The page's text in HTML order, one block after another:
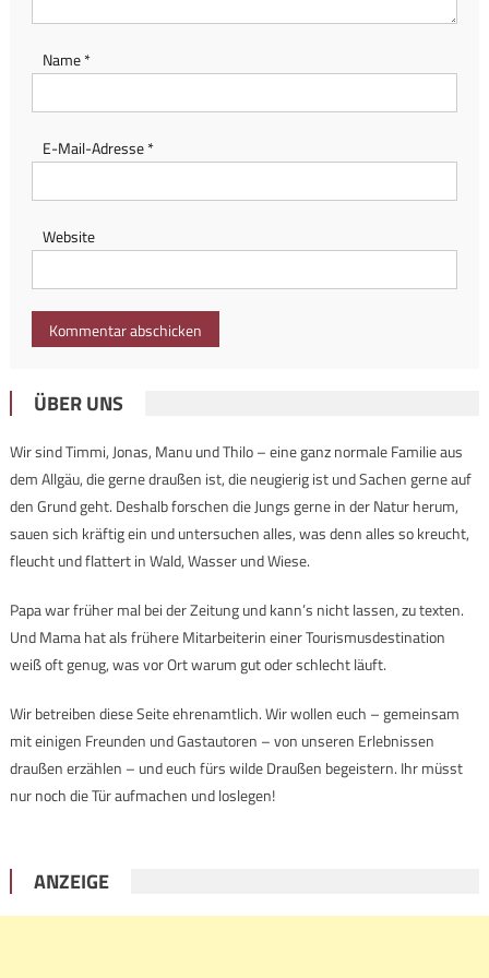
Name*
E-Mail-Adresse*
Website
ÜBER UNS
Wir sind Timmi, Jonas, Manu und Thilo – eine ganz normale Familie aus
dem Allgäu, die gerne draußen ist, die neugierig ist und Sachen gerne auf
den Grund geht. Deshalb forschen die Jungs gerne in der Natur herum,
sauen sich kräftig ein und untersuchen alles, was denn alles so kreucht,
fleucht und flattert in Wald, Wasser und Wiese.
Papa war früher mal bei der Zeitung und kann’s nicht lassen, zu texten.
Und Mama hat als frühere Mitarbeiterin einer Tourismusdestination
weiß oft genug, was vor Ort warum gut oder schlecht läuft.
Wir betreiben diese Seite ehrenamtlich. Wir wollen euch – gemeinsam
mit einigen Freunden und Gastautoren – von unseren Erlebnissen
draußen erzählen – und euch fürs wilde Draußen begeistern. Ihr müsst
nur noch die Tür aufmachen und loslegen!
ANZEIGE